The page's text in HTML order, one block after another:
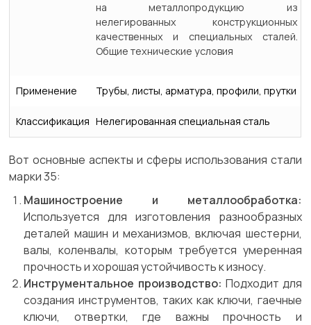
на металлопродукцию из
нелегированных конструкционных
качественных и специальных сталей.
Общие технические условия
Применение Трубы, листы, арматура, профили, прутки
Классификация Нелегированная специальная сталь
Вот основные аспекты и сферы использования стали
марки 35:
Машиностроение и металлообработка:
Используется для изготовления разнообразных
деталей машин и механизмов, включая шестерни,
валы, коленвалы, которым требуется умеренная
прочность и хорошая устойчивость к износу.
Инструментальное производство: Подходит для
создания инструментов, таких как ключи, гаечные
ключи, отвертки, где важны прочность и